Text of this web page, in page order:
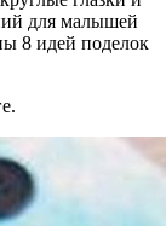
для малышей
8 идей поделок